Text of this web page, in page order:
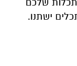
ישתנו.